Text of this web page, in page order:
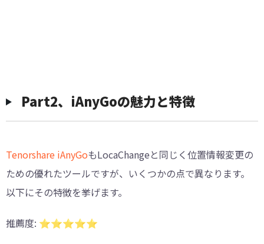
Part2、iAnyGoの魅力と特徴
Tenorshare iAnyGoもLocaChangeと同じく位置情報変更の
ための優れたツールですが、いくつかの点で異なります。
以下にその特徴を挙げます。
推薦度: ⭐️⭐️⭐️⭐️⭐️